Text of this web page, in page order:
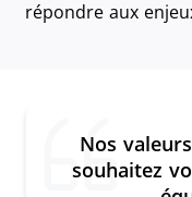
répondre aux
Nos
souhaitez